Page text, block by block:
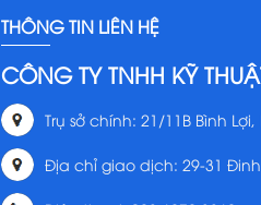
THÔNG TIN LIÊN HỆ
CÔNG TY TNHH KỸ
Trụ sở chính: 21/11B Bình
Địa chỉ giao dịch: 29-31 Đinh